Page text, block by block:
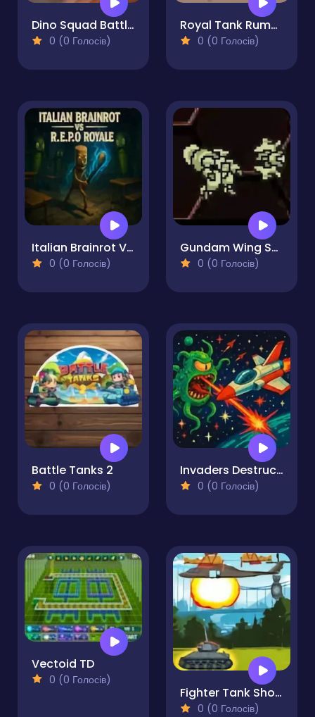
Dino Squad Battle Mission
0 (0 Голосів)
Royal Tank Rumble
0 (0 Голосів)
Italian Brainrot VS R.E.P.O Royale
0 (0 Голосів)
Gundam Wing Space Emperor
0 (0 Голосів)
Battle Tanks 2
0 (0 Голосів)
Invaders Destruction
0 (0 Голосів)
Vectoid TD
0 (0 Голосів)
Fighter Tank Shooting Game
0 (0 Голосів)